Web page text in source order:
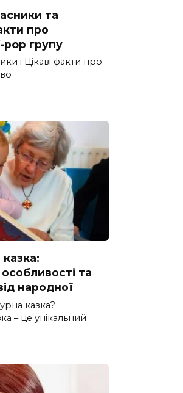
та
про
pop групу
і Цікаві факти про
та
народної
казка?
– це унікальний